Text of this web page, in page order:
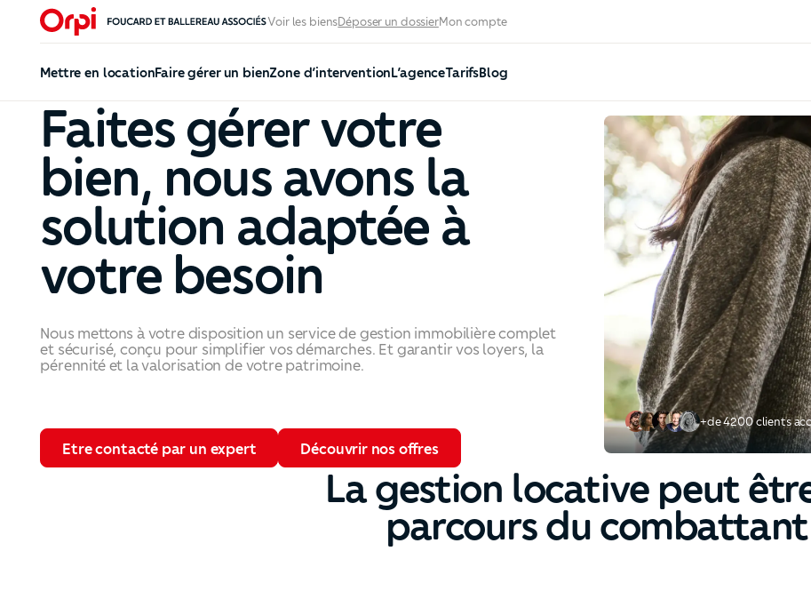
Voir les biensDéposer un dossierMon compte
Mettre en locationFaire gérer un bienZone d’interventionL’agenceTarifsBlog
Faites gérer votre
bien, nous avons la
solution adaptée à
votre besoin
Nous mettons à votre disposition un service de gestion immobilière complet
et sécurisé, conçu pour simplifier vos démarches. Et garantir vos loyers, la
pérennité et la valorisation de votre patrimoine.
Etre contacté par un expert
Etre contacté par un expert
Découvrir nos offres
Découvrir nos offres
+de 4200 clients
La gestion locative peut
parcours du combattant